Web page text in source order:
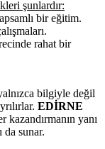
şunlardır:
bir eğitim.
rahat bir
bilgiyle değil
EDİRNE
kazandırmanın yanı
da sunar.